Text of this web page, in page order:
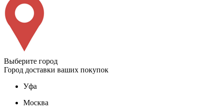
Выберите город
Город доставки ваших покупок
Уфа
Москва